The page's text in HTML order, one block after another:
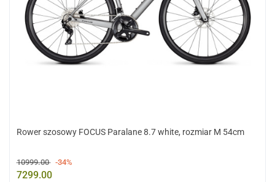
Rower szosowy FOCUS Paralane 8.7 white, rozmiar M 54cm
10999.00 -34%
7299.00